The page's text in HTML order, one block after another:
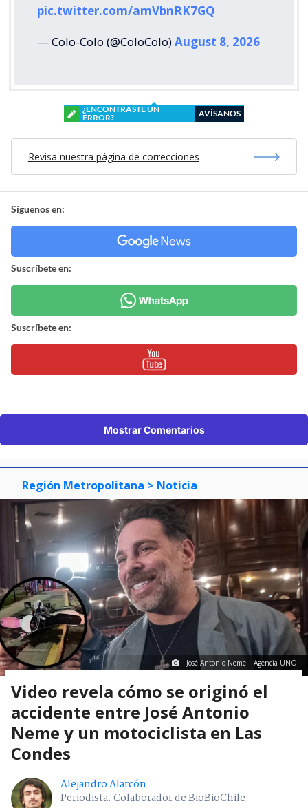
pic.twitter.com/amVbnRK7GQ
— Colo-Colo (@ColoColo)August 8, 2026
¿ENCONTRASTE UN
ERROR?
AVÍSANOS
Revisa nuestra página de correcciones
Síguenos en:
Suscríbete en:
Suscríbete en:
Mostrar Comentarios
Región Metropolitana > Noticia
José Antonio Neme | Agencia UNO
Video revela cómo se originó el
accidente entre José Antonio
Neme y un motociclista en Las
Condes
Alejandro Alarcón
Periodista. Colaborador de BioBioChile.